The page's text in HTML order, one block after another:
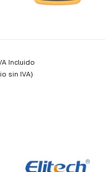
Incluido
sin IVA)